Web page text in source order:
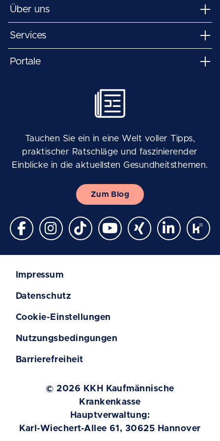
Über uns
Services
Portale
Tauchen Sie ein in eine Welt voller Tipps,
praktischer Ratschläge und faszinierender
Einblicke in die aktuellsten Gesundheitsthemen.
Zum Blog
Impressum
Datenschutz
Cookie-Einstellungen
Nutzungsbedingungen
Barrierefreiheit
© 2026 KKH Kaufmännische
Krankenkasse
Hauptverwaltung:
Karl-Wiechert-Allee 61, 30625 Hannover